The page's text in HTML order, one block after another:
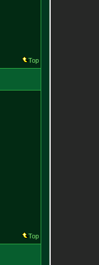
Top
Top